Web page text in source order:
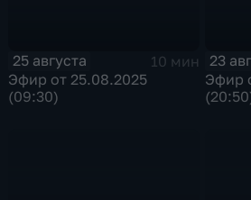
25 августа
10 мин
Эфир от 25.08.2025
(09:30)
23
Эфир